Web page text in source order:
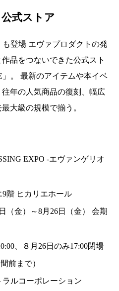
式ストア
も登場 エヴァプロダクトの発
品をつないできた公式スト
。 最新のアイテムや本イベ
年の人気商品の復刻、幅広
大級の規模で揃う。
EXPO -エヴァンゲリオ
階 ヒカリエホール
（金）～8月26日（金） 会期
、８月26日のみ17:00閉場
前まで）
ルコーポレーション